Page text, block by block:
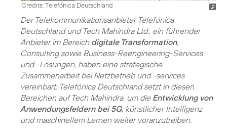
Credits: Telefónica Deutschland
Der Telekommunikationsanbieter Telefónica
Deutschland und Tech Mahindra Ltd., ein führender
Anbieter im Bereich digitale Transformation,
Consulting sowie Business-Reengineering-Services
und -Lösungen, haben eine strategische
Zusammenarbeit bei Netzbetrieb und -services
vereinbart. Telefónica Deutschland setzt in diesen
Bereichen auf Tech Mahindra, um die Entwicklung von
Anwendungsfeldern bei 5G, künstlicher Intelligenz
und maschinellem Lernen weiter voranzutreiben.